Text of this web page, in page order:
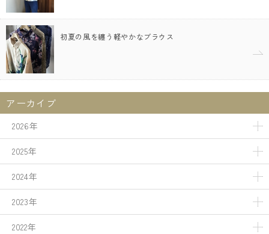
初夏の風を纏う軽やかなブラウス
アーカイブ
2026年
2025年
2024年
2023年
2022年